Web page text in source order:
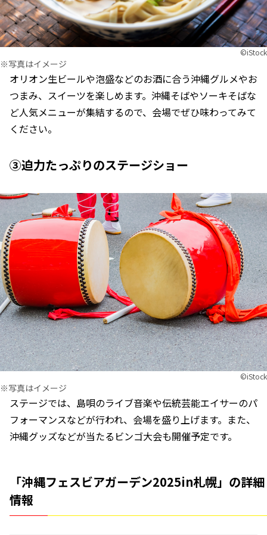
©︎iStock
※写真はイメージ
オリオン生ビールや泡盛などのお酒に合う沖縄グルメやお
つまみ、スイーツを楽しめます。沖縄そばやソーキそばな
ど人気メニューが集結するので、会場でぜひ味わってみて
ください。
③迫力たっぷりのステージショー
©︎iStock
※写真はイメージ
ステージでは、島唄のライブ音楽や伝統芸能エイサーのパ
フォーマンスなどが行われ、会場を盛り上げます。また、
沖縄グッズなどが当たるビンゴ大会も開催予定です。
「沖縄フェスビアガーデン2025in札幌」の詳細
情報